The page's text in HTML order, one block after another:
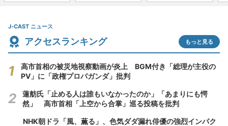
J-CAST ニュース
アクセスランキング もっと見る
高市首相の被災地視察動画が炎上 BGM付き「総理が主役の
PV」に「政権プロパガンダ」批判
蓮舫氏「止める人は誰もいなかったのか」「あまりにも愕
然」 高市首相「上空から合掌」巡る投稿を批判
NHK朝ドラ「風、薫る」、色気ダダ漏れ俳優の強烈インパク